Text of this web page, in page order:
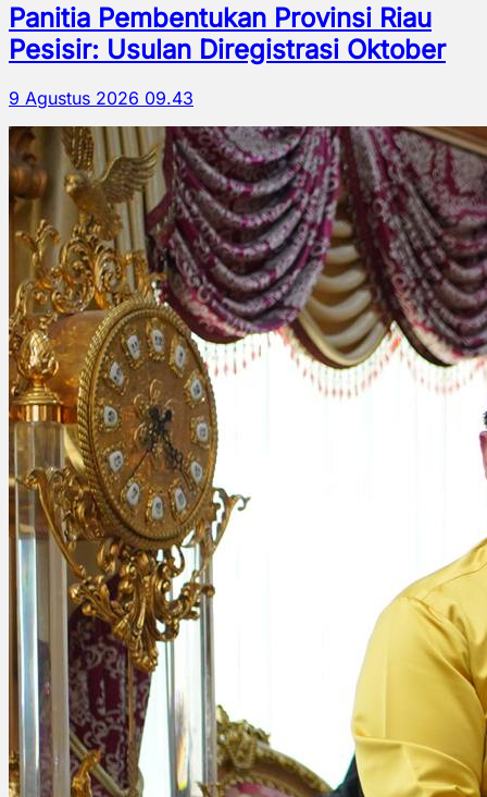
Panitia Pembentukan Provinsi Riau
Pesisir: Usulan Diregistrasi Oktober
9 Agustus 2026 09.43